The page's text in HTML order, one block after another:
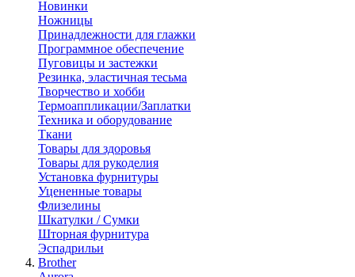
Новинки
Ножницы
Принадлежности для глажки
Программное обеспечение
Пуговицы и застежки
Резинка, эластичная тесьма
Творчество и хобби
Термоаппликации/Заплатки
Техника и оборудование
Ткани
Товары для здоровья
Товары для рукоделия
Установка фурнитуры
Уцененные товары
Флизелины
Шкатулки / Сумки
Шторная фурнитура
Эспадрильи
Brother